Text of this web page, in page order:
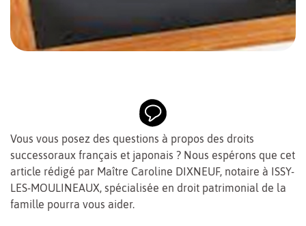
Vous vous posez des questions à propos des droits
successoraux français et japonais ? Nous espérons que cet
article rédigé par Maître Caroline DIXNEUF, notaire à ISSY-
LES-MOULINEAUX, spécialisée en droit patrimonial de la
famille pourra vous aider.